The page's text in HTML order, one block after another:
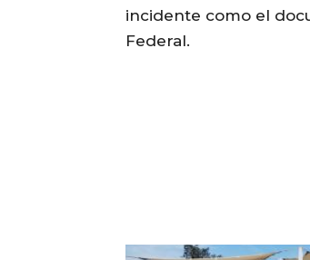
incidente como el
Federal.